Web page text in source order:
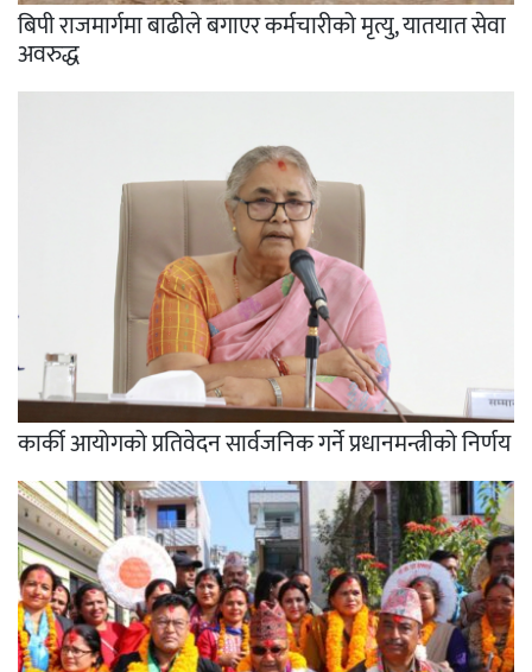
बिपी राजमार्गमा बाढीले बगाएर कर्मचारीको मृत्यु, यातयात सेवा
अवरुद्ध
कार्की आयोगको प्रतिवेदन सार्वजनिक गर्ने प्रधानमन्त्रीको निर्णय